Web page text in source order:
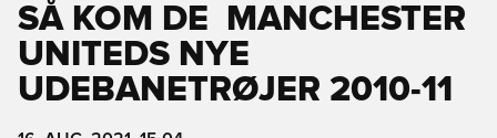
SÅ KOM DE  MANCHESTER
UNITEDS NYE
UDEBANETRØJER 2010-11